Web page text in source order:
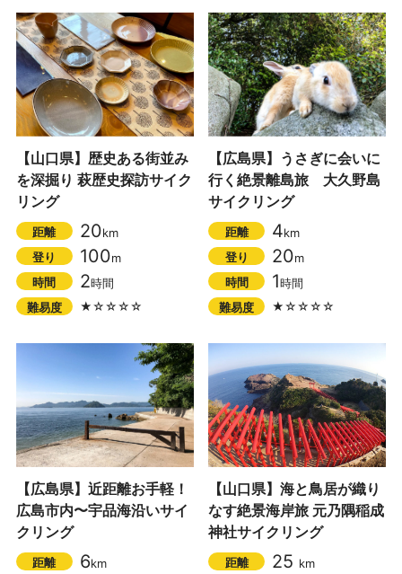
【山口県】歴史ある街並み
を深掘り 萩歴史探訪サイク
リング
距離 20km
登り
100m
時間
2時間
難易度
★☆☆☆☆
【広島県】うさぎに会いに
行く絶景離島旅 大久野島
サイクリング
距離 4km
登り
20m
時間
1時間
難易度
★☆☆☆☆
【広島県】近距離お手軽！
広島市内〜宇品海沿いサイ
クリング
距離 6km
【山口県】海と鳥居が織り
なす絶景海岸旅 元乃隅稲成
神社サイクリング
距離 25 km